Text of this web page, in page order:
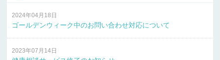
2024年04月18日
ゴールデンウィーク中のお問い合わせ対応について
2023年07月14日